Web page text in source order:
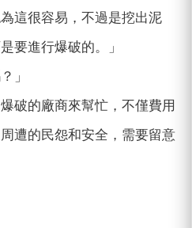
這很容易，不過是挖出泥
要進行爆破的。」
」
破的廠商來幫忙，不僅費用
遭的民怨和安全，需要留意